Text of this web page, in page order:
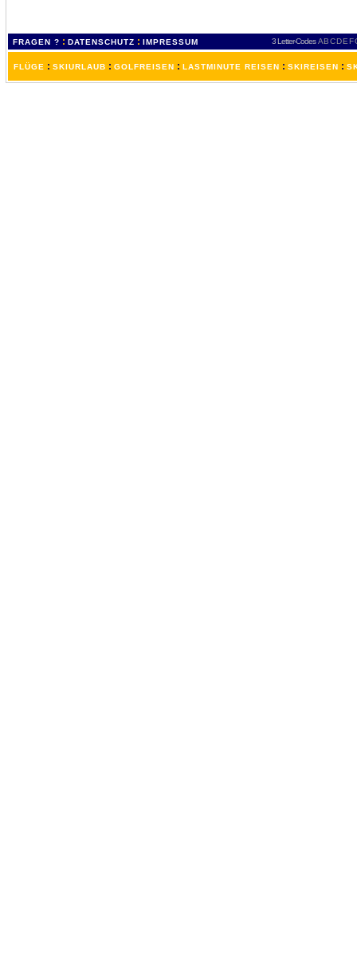
FRAGEN ? : DATENSCHUTZ : IMPRESSUM 3 Letter-Codes ABCDEF
FLÜGE : SKIURLAUB : GOLFREISEN : LASTMINUTE REISEN : SKIREISEN :